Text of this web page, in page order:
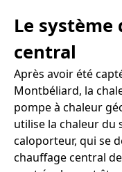
Le système
central
Après avoir été
Montbéliard, la
pompe à chaleur
utilise la chaleur
caloporteur, qui se
chauffage central